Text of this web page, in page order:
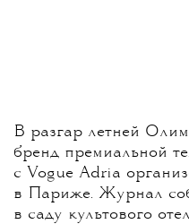
В разгар летней
бренд премиальной
с Vogue Adria
в Париже. Журнал
в саду культового